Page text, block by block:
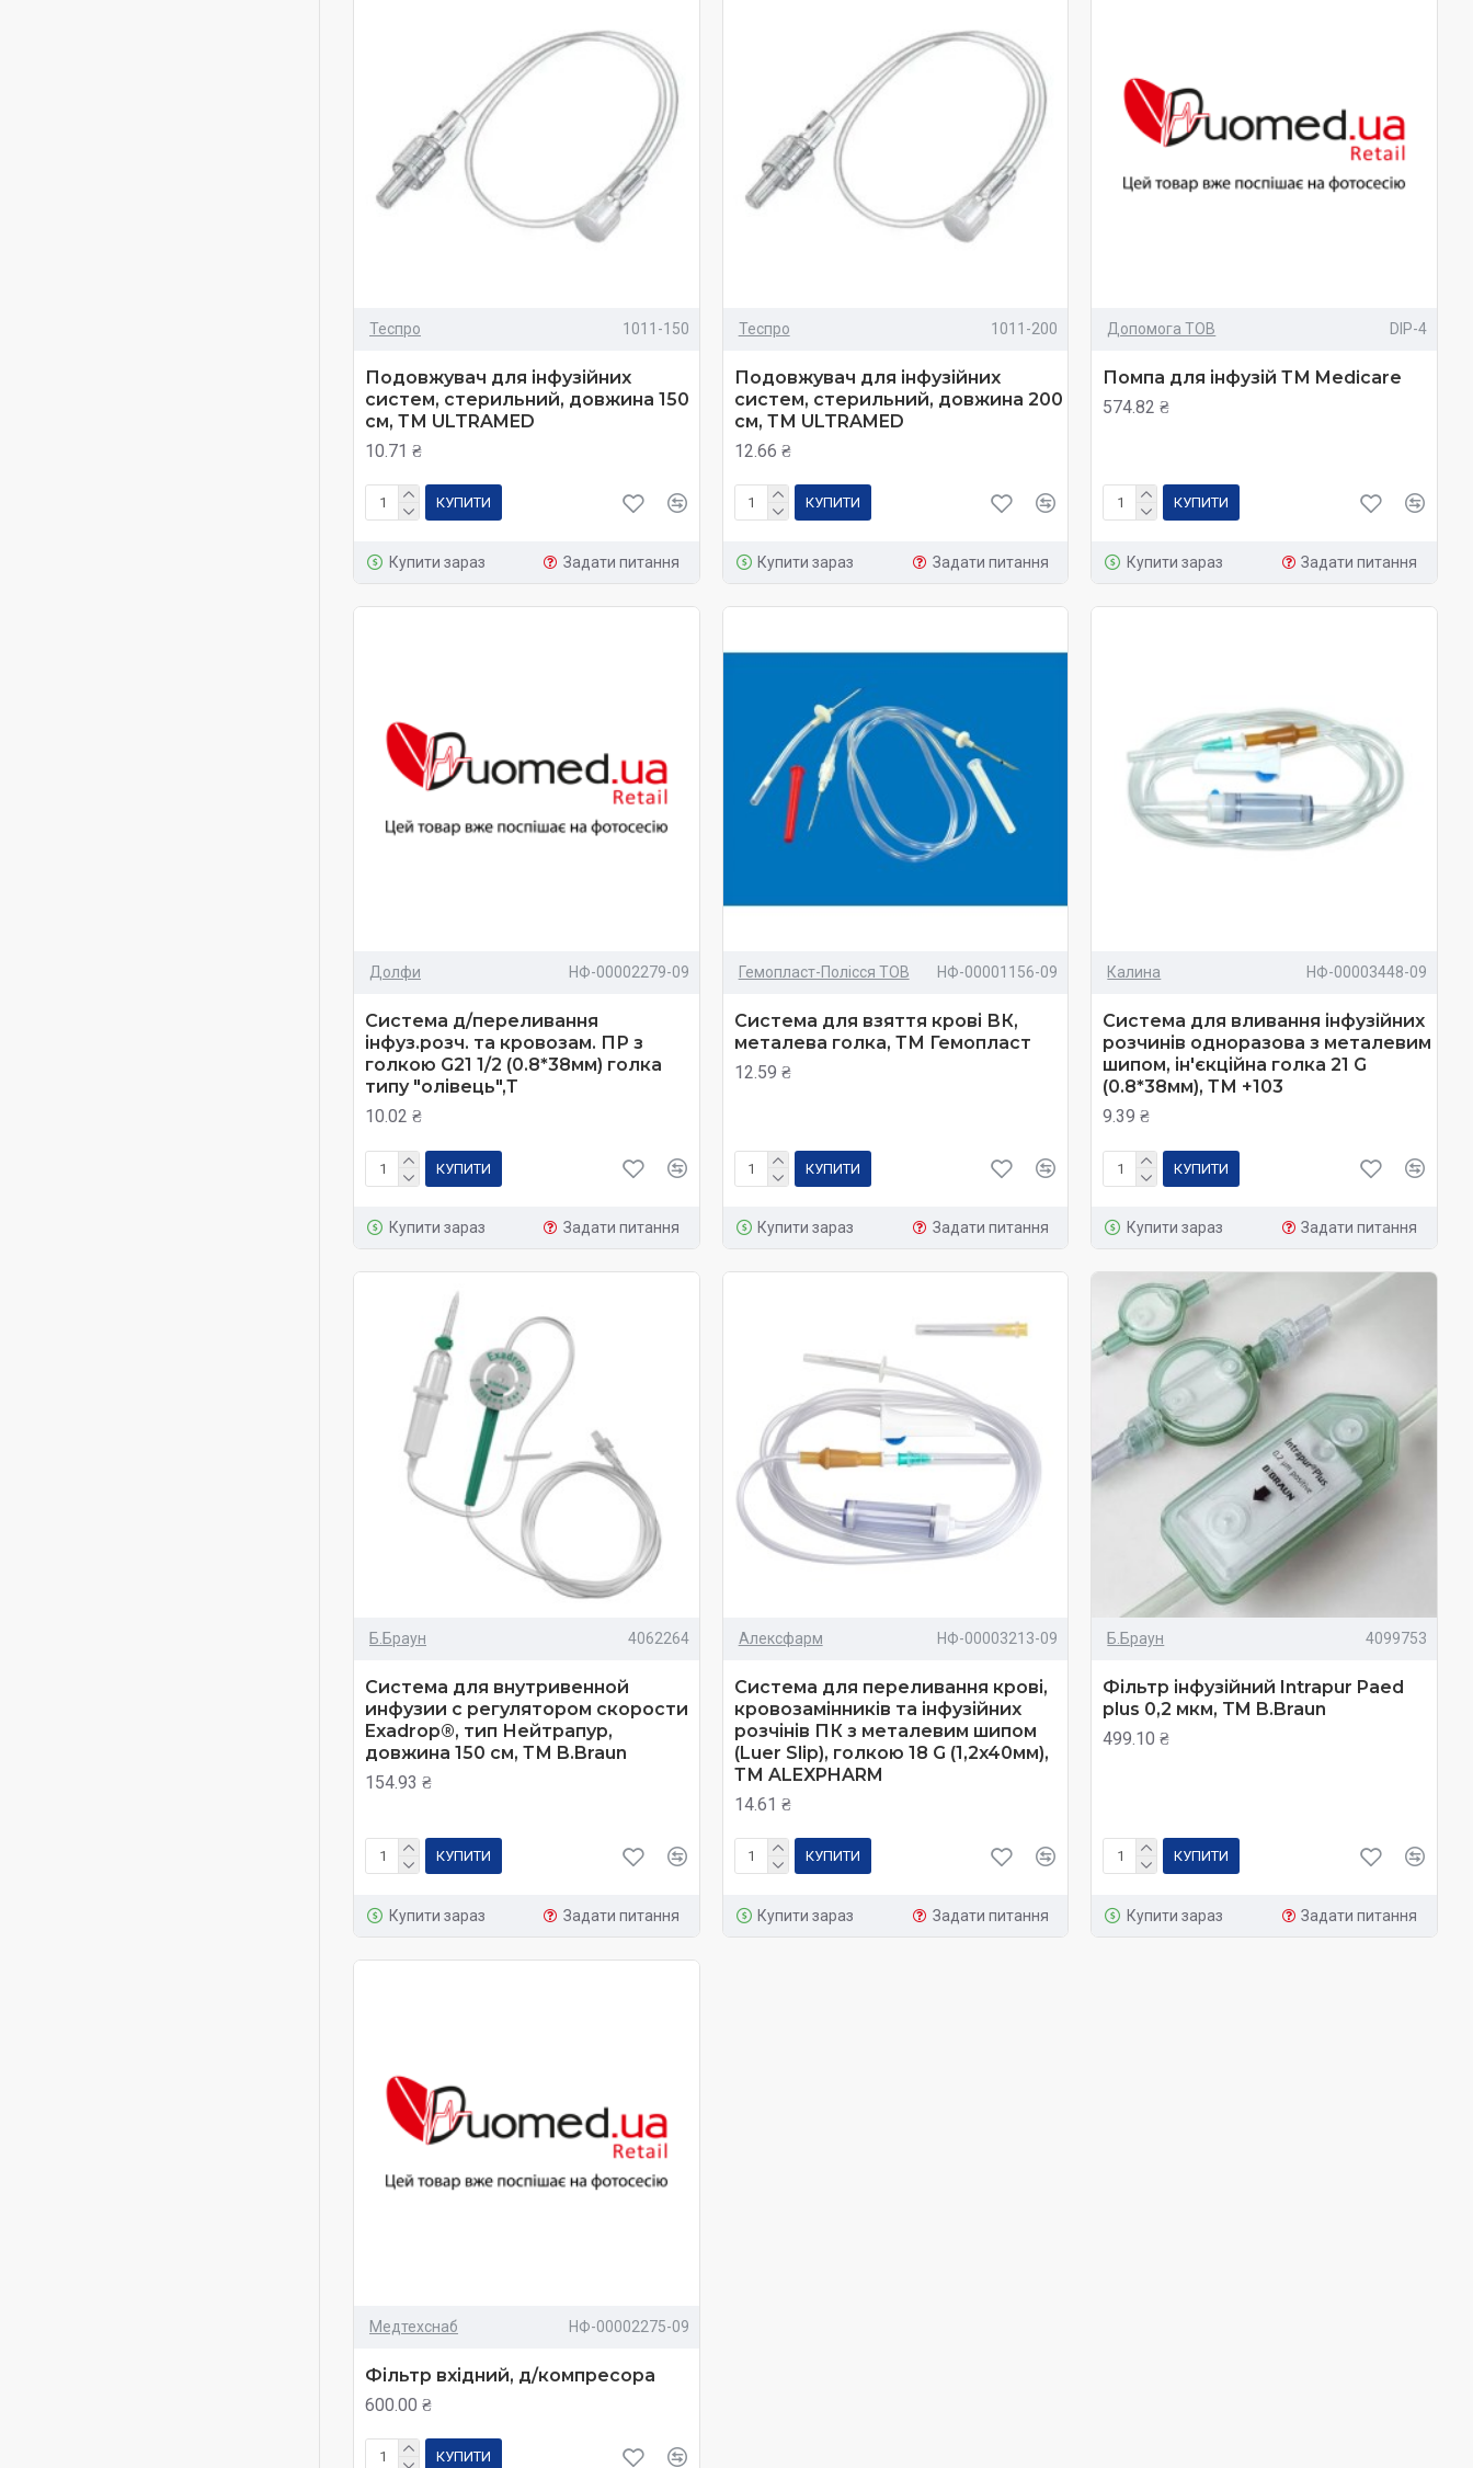
Теспро 1011-150
Подовжувач для інфузійних
систем, стерильний, довжина 150
см, ТМ ULTRAMED
10.71 ₴
КУПИТИ
Купити зараз Задати питання
Теспро 1011-200
Подовжувач для інфузійних
систем, стерильний, довжина 200
см, ТМ ULTRAMED
12.66 ₴
КУПИТИ
Купити зараз Задати питання
Допомога ТОВ DIP-4
Помпа для інфузій ТМ Medicare
574.82 ₴
КУПИТИ
Купити зараз Задати питання
Долфи НФ-00002279-09
Система д/переливання
інфуз.розч. та кровозам. ПР з
голкою G21 1/2 (0.8*38мм) голка
типу "олівець",Т
10.02 ₴
КУПИТИ
Купити зараз Задати питання
Гемопласт-Полісся ТОВ НФ-00001156-09
Система для взяття крові ВК,
металева голка, ТМ Гемопласт
12.59 ₴
КУПИТИ
Купити зараз Задати питання
Калина НФ-00003448-09
Система для вливання інфузійних
розчинів одноразова з металевим
шипом, ін'єкційна голка 21 G
(0.8*38мм), ТМ +103
9.39 ₴
КУПИТИ
Купити зараз Задати питання
Б.Браун 4062264
Система для внутривенной
инфузии с регулятором скорости
Exadrop®, тип Нейтрапур,
довжина 150 cм, ТМ B.Braun
154.93 ₴
КУПИТИ
Купити зараз Задати питання
Алексфарм НФ-00003213-09
Система для переливання крові,
кровозамінників та інфузійних
розчінів ПК з металевим шипом
(Luer Slip), голкою 18 G (1,2x40мм),
ТМ ALEXPHARM
14.61 ₴
КУПИТИ
Купити зараз Задати питання
Б.Браун 4099753
Фільтр інфузійний Intrapur Paed
plus 0,2 мкм, TM B.Braun
499.10 ₴
КУПИТИ
Купити зараз Задати питання
Медтехснаб НФ-00002275-09
Фільтр вхідний, д/компресора
600.00 ₴
КУПИТИ